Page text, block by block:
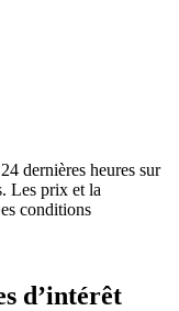
dernières heures sur
Les prix et la
conditions
d’intérêt